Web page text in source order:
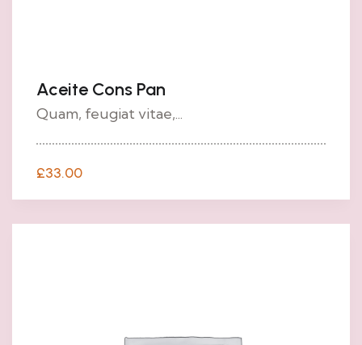
Aceite Cons Pan
Quam, feugiat vitae,...
£33.00